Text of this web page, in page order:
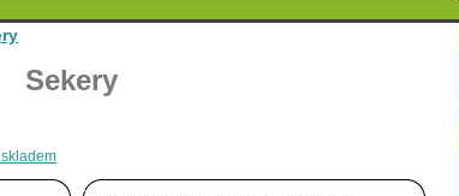
Sekery
skladem